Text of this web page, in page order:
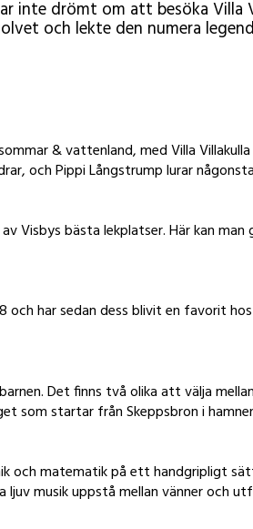
inte drömt om att besöka Villa
och lekte den numera
& vattenland, med Villa
och Pippi Långstrump lurar
Visbys bästa lekplatser. Här kan man
och har sedan dess blivit en favorit
Det finns två olika att välja
som startar från Skeppsbron i
och matematik på ett handgripligt
musik uppstå mellan vänner och